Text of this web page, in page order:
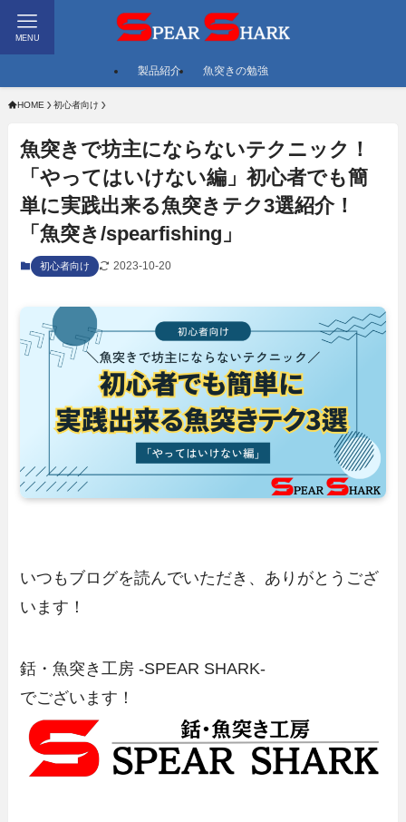
MENU
製品紹介 魚突きの勉強
HOME 初心者向け
魚突きで坊主にならないテクニック！
「やってはいけない編」初心者でも簡
単に実践出来る魚突きテク3選紹介！
「魚突き/spearfishing」
初心者向け 2023-10-20
いつもブログを読んでいただき、ありがとうござ
います！
銛・魚突き工房 -SPEAR SHARK-
でございます！